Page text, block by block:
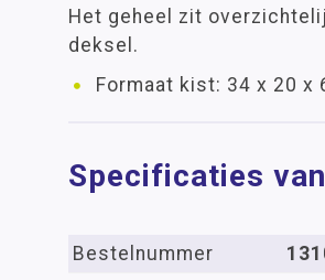
Het geheel zit
deksel.
Formaat kist: 34 x 20 x
Specificaties
Bestelnummer